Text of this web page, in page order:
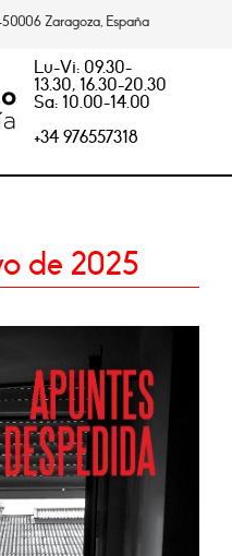
Zaragoza, España
Lu-Vi: 09.30-
13.30, 16.30-20.30
Sa: 10.00-14.00
+34 976557318
de 2025